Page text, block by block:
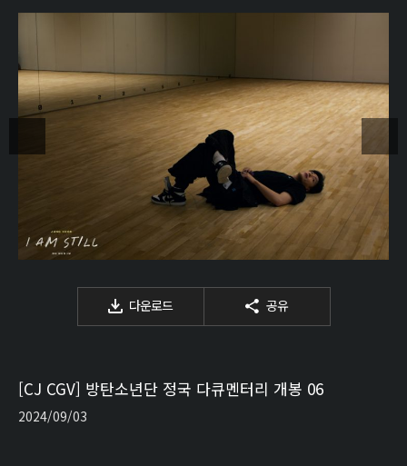
다운로드 공유
[CJ CGV] 방탄소년단 정국 다큐멘터리 개봉 06
2024/09/03